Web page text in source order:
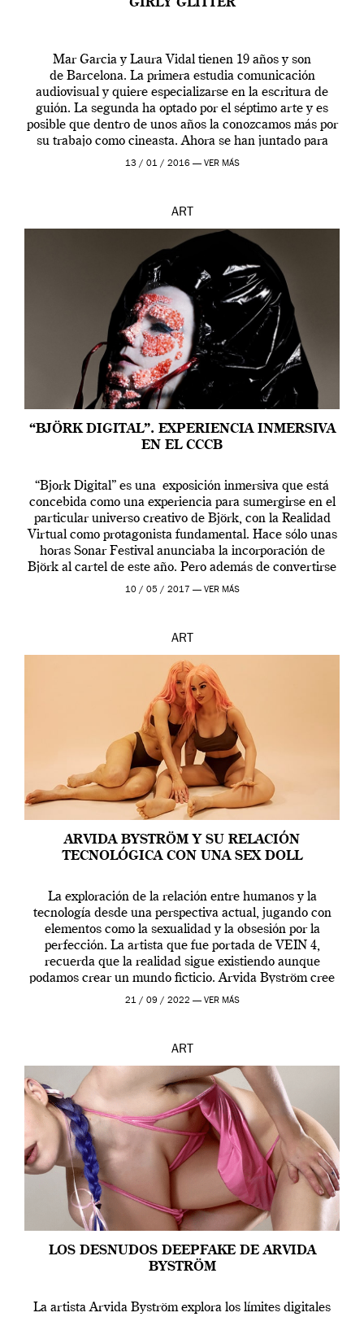
GIRLY GLITTER
Mar Garcia y Laura Vidal tienen 19 años y son
de Barcelona. La primera estudia comunicación
audiovisual y quiere especializarse en la escritura de
guión. La segunda ha optado por el séptimo arte y es
posible que dentro de unos años la conozcamos más por
su trabajo como cineasta. Ahora se han juntado para
contarnos una […]
13 / 01 / 2016 — VER MÁS
ART
“BJÖRK DIGITAL”. EXPERIENCIA INMERSIVA
EN EL CCCB
“Bjork Digital” es una exposición inmersiva que está
concebida como una experiencia para sumergirse en el
particular universo creativo de Björk, con la Realidad
Virtual como protagonista fundamental. Hace sólo unas
horas Sonar Festival anunciaba la incorporación de
Björk al cartel de este año. Pero además de convertirse
en una de las actuaciones más relevantes […]
10 / 05 / 2017 — VER MÁS
ART
ARVIDA BYSTRÖM Y SU RELACIÓN
TECNOLÓGICA CON UNA SEX DOLL
La exploración de la relación entre humanos y la
tecnología desde una perspectiva actual, jugando con
elementos como la sexualidad y la obsesión por la
perfección. La artista que fue portada de VEIN 4,
recuerda que la realidad sigue existiendo aunque
podamos crear un mundo ficticio. Arvida Byström cree
que los humanos tienen un complejo […]
21 / 09 / 2022 — VER MÁS
ART
LOS DESNUDOS DEEPFAKE DE ARVIDA
BYSTRÖM
La artista Arvida Byström explora los límites digitales